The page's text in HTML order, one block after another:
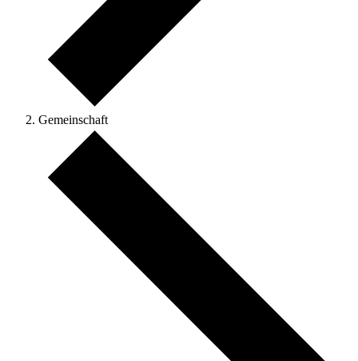
Gemeinschaft